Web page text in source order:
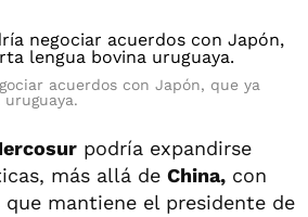
acuerdos con Japón, que ya
podría expandirse
más allá de China, con
que mantiene el presidente de